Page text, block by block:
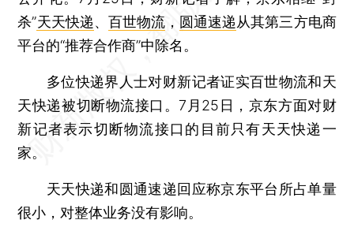
杀”天天快递、 百世物流 ， 圆通速递从其第三方电商
平台的“推荐合作商”中除名。
多位快递界人士对财新记者证实百世物流和天
天快递被切断物流接口。7月25日，京东方面对财
新记者表示切断物流接口的目前只有天天快递一
家。
天天快递和圆通速递回应称京东平台所占单量
很小，对整体业务没有影响。